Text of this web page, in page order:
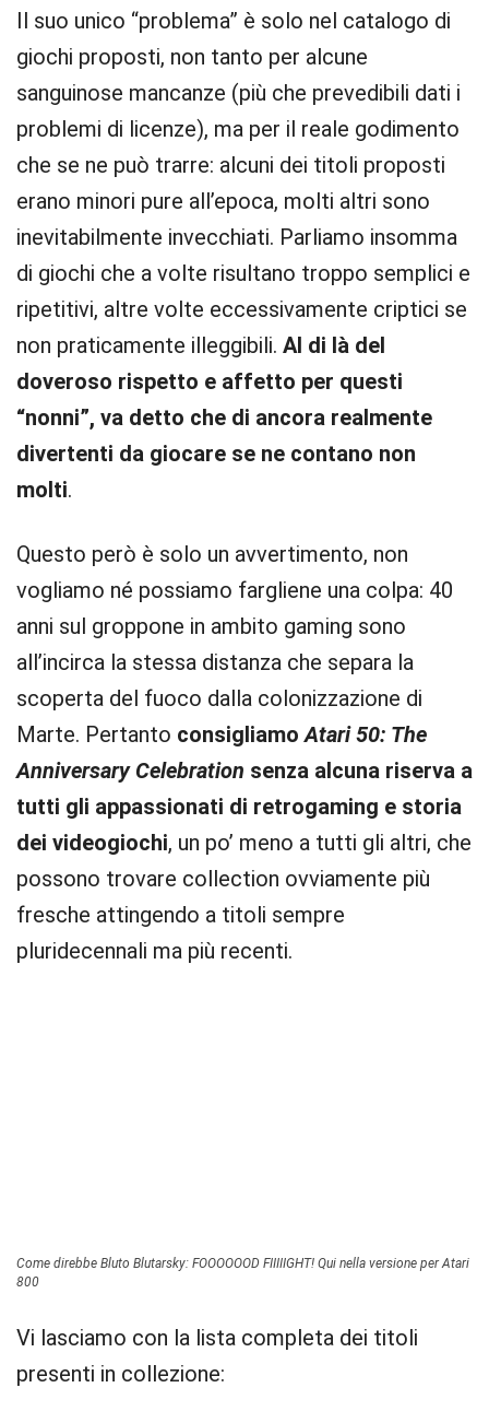
Il suo unico “problema” è solo nel catalogo di
giochi proposti, non tanto per alcune
sanguinose mancanze (più che prevedibili dati i
problemi di licenze), ma per il reale godimento
che se ne può trarre: alcuni dei titoli proposti
erano minori pure all’epoca, molti altri sono
inevitabilmente invecchiati. Parliamo insomma
di giochi che a volte risultano troppo semplici e
ripetitivi, altre volte eccessivamente criptici se
non praticamente illeggibili. Al di là del
doveroso rispetto e affetto per questi
“nonni”, va detto che di ancora realmente
divertenti da giocare se ne contano non
molti.
Questo però è solo un avvertimento, non
vogliamo né possiamo fargliene una colpa: 40
anni sul groppone in ambito gaming sono
all’incirca la stessa distanza che separa la
scoperta del fuoco dalla colonizzazione di
Marte. Pertanto consigliamoAtari 50: The
Anniversary Celebration senza alcuna riserva a
tutti gli appassionati di retrogaming e storia
dei videogiochi, un po’ meno a tutti gli altri, che
possono trovare collection ovviamente più
fresche attingendo a titoli sempre
pluridecennali ma più recenti.
Come direbbe Bluto Blutarsky: FOOOOOOD FIIIIIGHT! Qui nella versione per Atari
800
Vi lasciamo con la lista completa dei titoli
presenti in collezione: